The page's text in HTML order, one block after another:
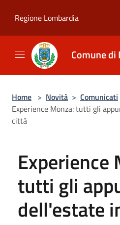
Regione Lombardia
Comune di
Home > Novità > Comunicati
Experience Monza: tutti gli
città
Experience
tutti gli
dell'estate